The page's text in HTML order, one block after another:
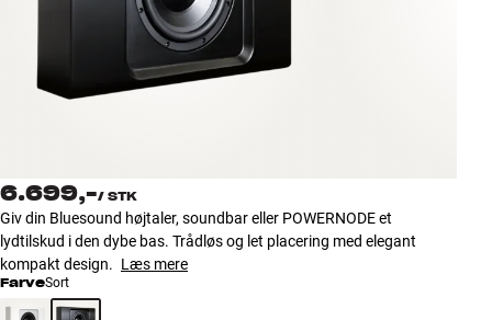
INSPIRATION
NYHEDER
TILBUD
Find Butik
6.699,-/ STK
Giv din Bluesound højtaler, soundbar eller POWERNODE et
lydtilskud i den dybe bas. Trådløs og let placering med elegant
kompakt design. Læs mere
FarveSort